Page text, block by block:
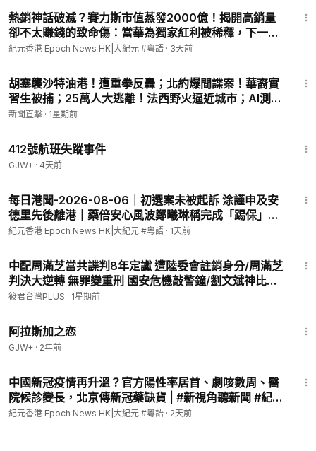
熱銷神話破滅？賽力斯市值蒸發2000億！揭開高銷量
卻不太賺錢的致命傷：當華為獨家紅利被稀釋，下一個
受考驗的是誰？l#紀元香港 粵語
紀元香港 Epoch News HK|大紀元 #粵語 · 3天前
胡塞襲沙特油港！遭重拳反轟；北約爆間諜案！華裔實
習生被捕；25萬人大逃離！法西野火逼近城市；AI測心
跳辨忠誠？曝中共官場暗流|【#新聞直擊】
新聞直擊 · 1星期前
412號航班失蹤事件
GJW+ · 4天前
每日港聞-2026-08-06｜初選案未被起訴 涂謹申及安
德里先後離港｜藥倍安心風波鄭曦琳稱完成「踢保」無
條件釋放｜大學生職位空缺3年減六成 青協半年接獲逾
#Timeloghk
紀元香港 Epoch News HK|大紀元 #粵語 · 1天前
中配周滿芝當共諜判8年定讞 遭陸委會註銷身分/周滿芝
判決大逆轉 無罪變重刑 國安危機敲警鐘/劉文斌神比喻
統戰如酵母 悄悄發酵最致命/敵對勢力狂鑽國安漏洞 劉
筱君台灣PLUS · 1星期前
阿拉斯加之恋
GJW+ · 2年前
中國新冠疫情再升溫？官方陽性率居首、劇咳數周、醫
院候診變長，北京傳新冠藥缺貨 | #新視角聽新聞 #紀元
香港
紀元香港 Epoch News HK|大紀元 #粵語 · 2天前